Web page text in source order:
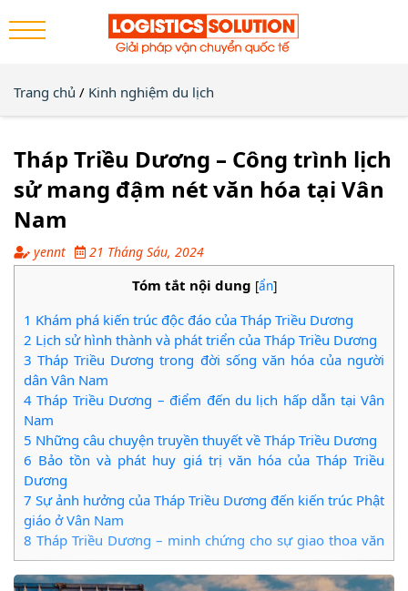
Trang chủ / Kinh nghiệm du lịch
Tháp Triều Dương – Công trình lịch
sử mang đậm nét văn hóa tại Vân
Nam
yennt 21 Tháng Sáu, 2024
Tóm tắt nội dung [ẩn]
1 Khám phá kiến trúc độc đáo của Tháp Triều Dương
2 Lịch sử hình thành và phát triển của Tháp Triều Dương
3 Tháp Triều Dương trong đời sống văn hóa của người
dân Vân Nam
4 Tháp Triều Dương – điểm đến du lịch hấp dẫn tại Vân
Nam
5 Những câu chuyện truyền thuyết về Tháp Triều Dương
6 Bảo tồn và phát huy giá trị văn hóa của Tháp Triều
Dương
7 Sự ảnh hưởng của Tháp Triều Dương đến kiến trúc Phật
giáo ở Vân Nam
8 Tháp Triều Dương – minh chứng cho sự giao thoa văn
hóa
9Du lịch trải nghiệm tại Tháp Triều Dương